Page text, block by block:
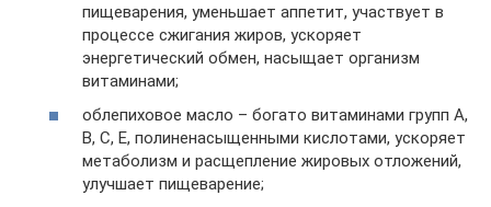
пищеварения, уменьшает аппетит, участвует в
процессе сжигания жиров, ускоряет
энергетический обмен, насыщает организм
витаминами;
облепиховое масло – богато витаминами групп A,
B, C, E, полиненасыщенными кислотами, ускоряет
метаболизм и расщепление жировых отложений,
улучшает пищеварение;